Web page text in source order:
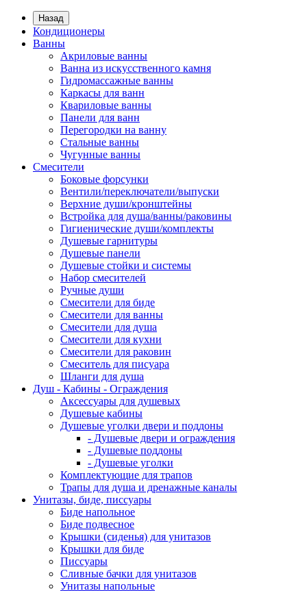
Назад
Кондиционеры
Ванны
Акриловые ванны
Ванна из искусственного камня
Гидромассажные ванны
Каркасы для ванн
Квариловые ванны
Панели для ванн
Перегородки на ванну
Стальные ванны
Чугунные ванны
Смесители
Боковые форсунки
Вентили/переключатели/выпуски
Верхние души/кронштейны
Встройка для душа/ванны/раковины
Гигиенические души/комплекты
Душевые гарнитуры
Душевые панели
Душевые стойки и системы
Набор смесителей
Ручные души
Смесители для биде
Смесители для ванны
Смесители для душа
Смесители для кухни
Смесители для раковин
Смеситель для писуара
Шланги для душа
Душ - Кабины - Ограждения
Аксессуары для душевых
Душевые кабины
Душевые уголки двери и поддоны
- Душевые двери и ограждения
- Душевые поддоны
- Душевые уголки
Комплектующие для трапов
Трапы для душа и дренажные каналы
Унитазы, биде, писсуары
Биде напольное
Биде подвесное
Крышки (сиденья) для унитазов
Крышки для биде
Писсуары
Сливные бачки для унитазов
Унитазы напольные